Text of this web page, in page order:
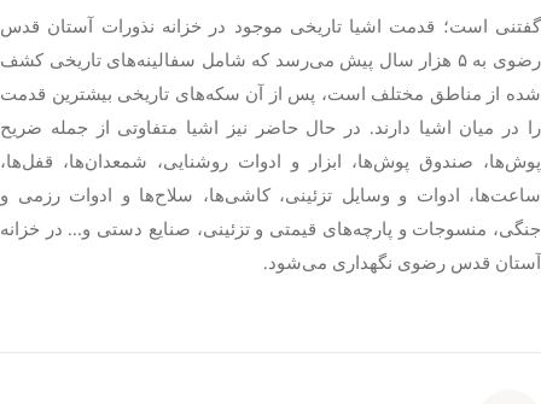
گفتنی است؛ قدمت اشیا تاریخی موجود در خزانه نذورات آستان قدس
رضوی به ۵ هزار سال پیش می‌رسد که شامل سفالینه‌های تاریخی کشف
شده از مناطق مختلف است، پس از آن سکه‌های تاریخی بیشترین قدمت
را در میان اشیا دارند. در حال حاضر نیز اشیا متفاوتی از جمله ضریح
پوش‌ها، صندوق پوش‌ها، ابزار و ادوات روشنایی، شمعدان‌ها، قفل‌ها،
ساعت‌ها، ادوات و وسایل تزئینی، کاشی‌ها، سلاح‌ها و ادوات رزمی و
جنگی، منسوجات و پارچه‌های قیمتی و تزئینی، صنایع دستی و… در خزانه
آستان قدس رضوی نگهداری می‌شود.